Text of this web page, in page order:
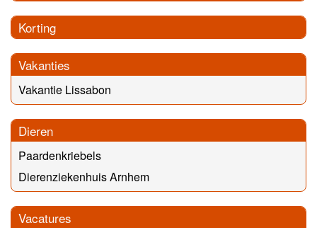
Korting
Vakanties
Vakantie Lissabon
Dieren
Paardenkriebels
Dierenziekenhuis Arnhem
Vacatures